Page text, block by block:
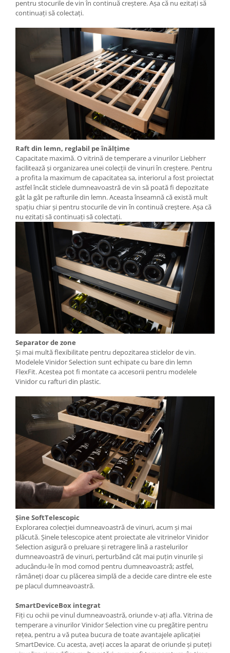
pentru stocurile de vin în continuă creştere. Așa că nu ezitați să
continuați să colectați.
Raft din lemn, reglabil pe înălţime
Capacitate maximă. O vitrină de temperare a vinurilor Liebherr
facilitează și organizarea unei colecții de vinuri în creștere. Pentru
a profita la maximum de capacitatea sa, interiorul a fost proiectat
astfel încât sticlele dumneavoastră de vin să poată fi depozitate
gât la gât pe rafturile din lemn. Aceasta înseamnă că există mult
spaţiu chiar şi pentru stocurile de vin în continuă creştere. Așa că
nu ezitați să continuați să colectați.
Separator de zone
Și mai multă flexibilitate pentru depozitarea sticlelor de vin.
Modelele Vinidor Selection sunt echipate cu bare din lemn
FlexFit. Acestea pot fi montate ca accesorii pentru modelele
Vinidor cu rafturi din plastic.
Șine SoftTelescopic
Explorarea colecției dumneavoastră de vinuri, acum și mai
plăcută. Șinele telescopice atent proiectate ale vitrinelor Vinidor
Selection asigură o preluare și retragere lină a rastelurilor
dumneavoastră de vinuri, perturbând cât mai puțin vinurile și
aducându-le în mod comod pentru dumneavoastră; astfel,
râmâneți doar cu plăcerea simplă de a decide care dintre ele este
pe placul dumneavoastră.
SmartDeviceBox integrat
Fiți cu ochii pe vinul dumneavoastră, oriunde v-ați afla. Vitrina de
temperare a vinurilor Vinidor Selection vine cu pregătire pentru
rețea, pentru a vă putea bucura de toate avantajele aplicației
SmartDevice. Cu acesta, aveţi acces la aparat de oriunde şi puteţi